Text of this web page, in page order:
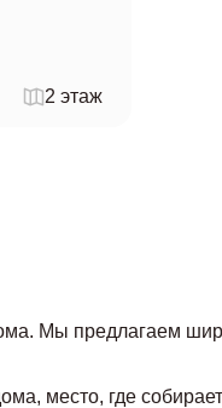
2 этаж
Мы предлагаем
место, где